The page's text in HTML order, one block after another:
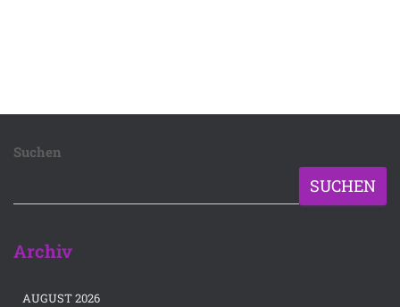
Suchen
SUCHEN
Archiv
AUGUST 2026